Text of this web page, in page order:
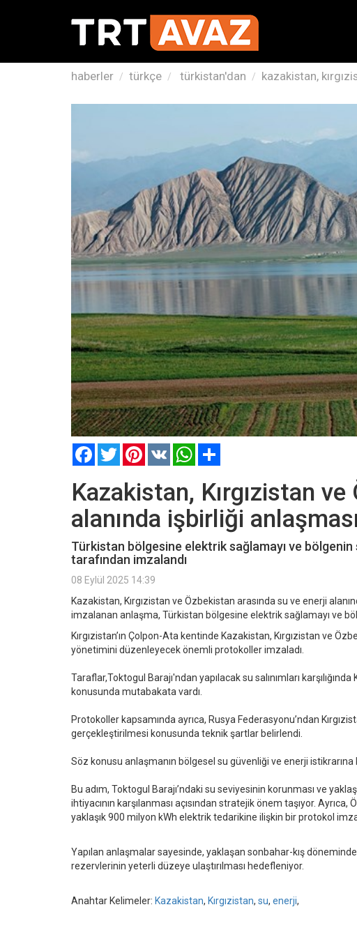
haberler türkçe türkistan'dan kazakistan,
FacebookTwitterPinterest
VK WhatsApp
Kazakistan, Kırgızistan
alanında işbirliği
Türkistan bölgesine elektrik sağlamayı ve bölgenin
tarafından imzalandı
08 Eylül 2025 14:39
Kazakistan, Kırgızistan ve Özbekistan arasında su ve enerji
imzalanan anlaşma, Türkistan bölgesine elektrik sağlamayı ve
Kırgızistan’ın Çolpon-Ata kentinde Kazakistan, Kırgızistan ve
yönetimini düzenleyecek önemli protokoller imzaladı.
Taraflar,Toktogul Barajı'ndan yapılacak su salınımları
konusunda mutabakata vardı.
Protokoller kapsamında ayrıca, Rusya Federasyonu’ndan
gerçekleştirilmesi konusunda teknik şartlar belirlendi.
Söz konusu anlaşmanın bölgesel su güvenliği ve enerji istikrarına
Bu adım, Toktogul Barajı’ndaki su seviyesinin korunması ve
ihtiyacının karşılanması açısından stratejik önem taşıyor.
yaklaşık 900 milyon kWh elektrik tedarikine ilişkin bir protokol
Yapılan anlaşmalar sayesinde, yaklaşan sonbahar-kış
rezervlerinin yeterli düzeye ulaştırılması hedefleniyor.
Anahtar Kelimeler: Kazakistan, Kırgızistan, su, enerji,